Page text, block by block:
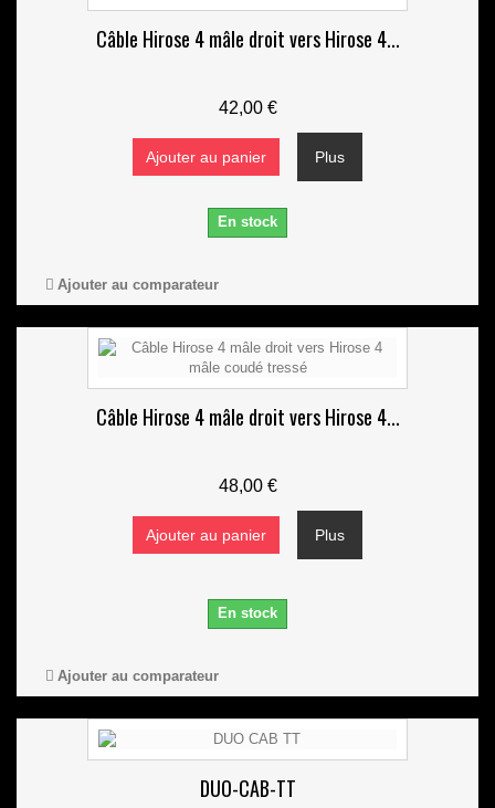
Câble Hirose 4 mâle droit vers Hirose 4...
42,00 €
Ajouter au panier Plus
En stock
Ajouter au comparateur
Câble Hirose 4 mâle droit vers Hirose 4...
48,00 €
Ajouter au panier Plus
En stock
Ajouter au comparateur
DUO-CAB-TT